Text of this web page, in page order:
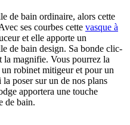
de bain ordinaire, alors cette
ses courbes cette vasque à
et elle apporte un
de bain design. Sa bonde clic-
la magnifie. Vous pourrez la
robinet mitigeur et pour un
poser sur un de nos plans
apportera une touche
de bain.